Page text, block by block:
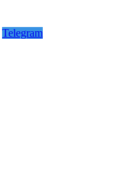
Telegram